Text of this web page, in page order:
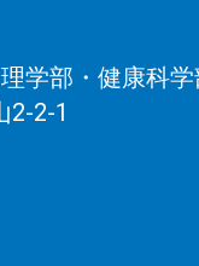
学部・健康科
2-2-1